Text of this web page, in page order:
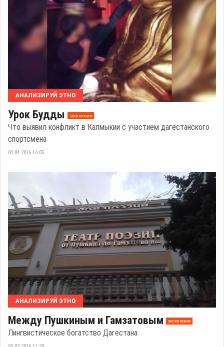
АНАЛИЗИРУЙ ЭТНО
Урок Будды эксклюзив
Что выявил конфликт в Калмыкии с участием дагестанского
спортсмена
04.04.2016 16:05
АНАЛИЗИРУЙ ЭТНО
Между Пушкиным и Гамзатовым эксклюзив
Лингвистическое богатство Дагестана